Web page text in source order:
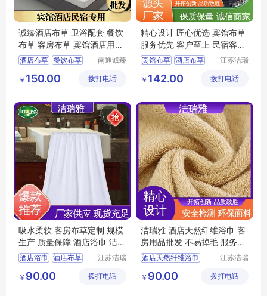
诚臻酒店布草 卫浴配套 餐饮
布草 客房布草 宾馆酒店用品
宾馆布草
酒店布草 餐饮布草
南通诚臻
公司
￥ 150.00 拨打电话
精心设计 匠心优选 宾馆布草
服务优先 客户至上 民宿客栈
套件 洁瑞雅
宾馆布草 酒店布草
客房布草
江苏洁瑞
有限公司
￥ 142.00 拨打电话
吸水柔软 客房布草定制 规模
生产 质量保障 酒店浴巾 洁瑞
雅
酒店浴巾
酒店布草
宾馆布草
江苏洁瑞
有限公司
￥ 90.00 拨打电话
洁瑞雅 酒店天然纤维浴巾 客
房用品批发 不易掉毛 服务优
先 客户至上
酒店天然纤维浴巾
酒店布草 民宿布草
江苏洁瑞
有限公司
￥ 90.00 拨打电话